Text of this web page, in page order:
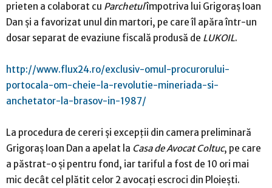
prieten a colaborat cu Parchetulîmpotriva lui Grigoraş Ioan
Dan şi a favorizat unul din martori, pe care îl apăra într-un
dosar separat de evaziune fiscală produsă de LUKOIL.
http://www.flux24.ro/exclusiv-omul-procurorului-
portocala-om-cheie-la-revolutie-mineriada-si-
anchetator-la-brasov-in-1987/
La procedura de cereri şi excepţii din camera preliminară
Grigoraş Ioan Dan a apelat la Casa de Avocat Coltuc, pe care
a păstrat-o şi pentru fond, iar tariful a fost de 10 ori mai
mic decât cel plătit celor 2 avocaţi escroci din Ploieşti.